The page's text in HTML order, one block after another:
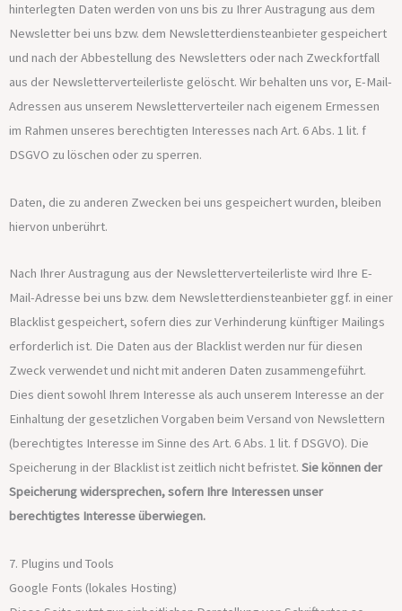
hinterlegten Daten werden von uns bis zu Ihrer Austragung aus dem
Newsletter bei uns bzw. dem Newsletterdiensteanbieter gespeichert
und nach der Abbestellung des Newsletters oder nach Zweckfortfall
aus der Newsletterverteilerliste gelöscht. Wir behalten uns vor, E-Mail-
Adressen aus unserem Newsletterverteiler nach eigenem Ermessen
im Rahmen unseres berechtigten Interesses nach Art. 6 Abs. 1 lit. f
DSGVO zu löschen oder zu sperren.
Daten, die zu anderen Zwecken bei uns gespeichert wurden, bleiben
hiervon unberührt.
Nach Ihrer Austragung aus der Newsletterverteilerliste wird Ihre E-
Mail-Adresse bei uns bzw. dem Newsletterdiensteanbieter ggf. in einer
Blacklist gespeichert, sofern dies zur Verhinderung künftiger Mailings
erforderlich ist. Die Daten aus der Blacklist werden nur für diesen
Zweck verwendet und nicht mit anderen Daten zusammengeführt.
Dies dient sowohl Ihrem Interesse als auch unserem Interesse an der
Einhaltung der gesetzlichen Vorgaben beim Versand von Newslettern
(berechtigtes Interesse im Sinne des Art. 6 Abs. 1 lit. f DSGVO). Die
Speicherung in der Blacklist ist zeitlich nicht befristet. Sie können der
Speicherung widersprechen, sofern Ihre Interessen unser
berechtigtes Interesse überwiegen.
7. Plugins und Tools
Google Fonts (lokales Hosting)